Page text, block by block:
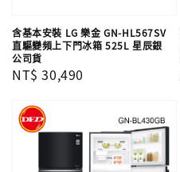
含基本安裝 LG 樂金 GN-HL567SV
直驅變頻上下門冰箱 525L 星辰銀
公司貨
Regular
NT$ 30,490